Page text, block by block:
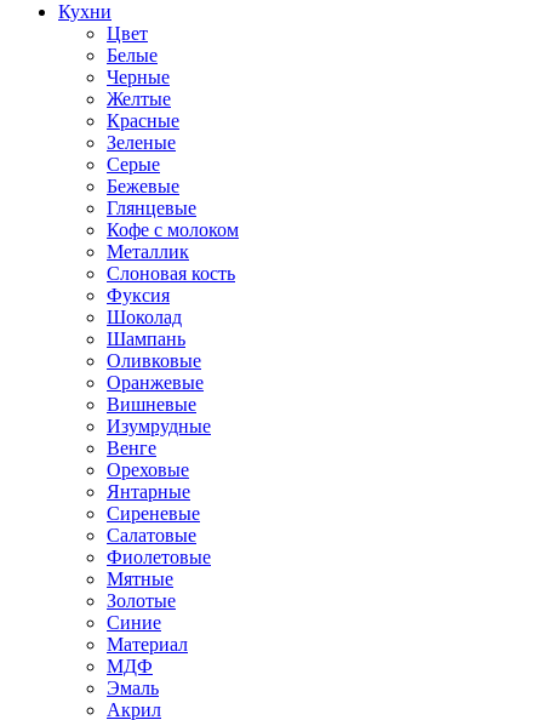
Кухни
Цвет
Белые
Черные
Желтые
Красные
Зеленые
Серые
Бежевые
Глянцевые
Кофе с молоком
Металлик
Слоновая кость
Фуксия
Шоколад
Шампань
Оливковые
Оранжевые
Вишневые
Изумрудные
Венге
Ореховые
Янтарные
Сиреневые
Салатовые
Фиолетовые
Мятные
Золотые
Синие
Материал
МДФ
Эмаль
Акрил